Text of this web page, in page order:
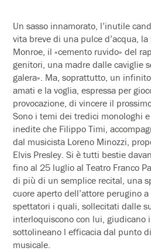
Un sasso innamorato, l’inutile
vita breve di una pulce d’acqua,
Monroe, il «cemento ruvido» del
genitori, una madre dalle caviglie
galera». Ma, soprattutto, un
amati e la voglia, espressa per
provocazione, di vincere il
Sono i temi dei tredici monologhi
inedite che Filippo Timi,
dal musicista Loreno Minozzi,
Elvis Presley. Si è tutti bestie
fino al 25 luglio al Teatro Franco
di più di un semplice recital, una
cuore aperto dell’attore perugino
spettatori i quali, sollecitati dalle
interloquiscono con lui, giudicano
sottolineano l efficacia dal punto
musicale.